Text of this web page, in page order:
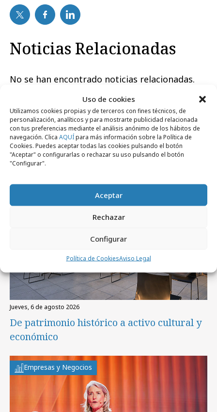
Uso de cookies
Utilizamos cookies propias y de terceros con fines técnicos, de
personalización, analíticos y para mostrarte publicidad relacionada
con tus preferencias mediante el análisis anónimo de los hábitos de
navegación. Clica AQUÍpara más información sobre la Política de
Cookies. Puedes aceptar todas las cookies pulsando el botón
"Aceptar" o configurarlas o rechazar su uso pulsando el botón
"Configurar".
Aceptar
Rechazar
Configurar
Política de CookiesAviso Legal
Noticias Relacionadas
No se han encontrado noticias relacionadas.
Artículos recientes
jueves, 6 de agosto 2026
De patrimonio histórico a activo cultural y
económico
Empresas y Negocios